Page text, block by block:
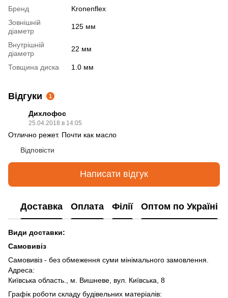
Бренд
Kronenflex
Зовнішній
діаметр
125 мм
Внутрішній
діаметр
22 мм
Товщина диска 1.0 мм
Відгуки 1
Дихлофос
25.04.2018 в 14:05
Отлично режет. Почти как масло
Відповісти
Написати відгук
Доставка Оплата Філії Оптом по Україні
Види доставки:
Самовивіз
Самовивіз - без обмеження суми мінімального замовлення.
Адреса:
Київська область., м. Вишневе, вул. Київська, 8
Графік роботи складу будівельних матеріалів: